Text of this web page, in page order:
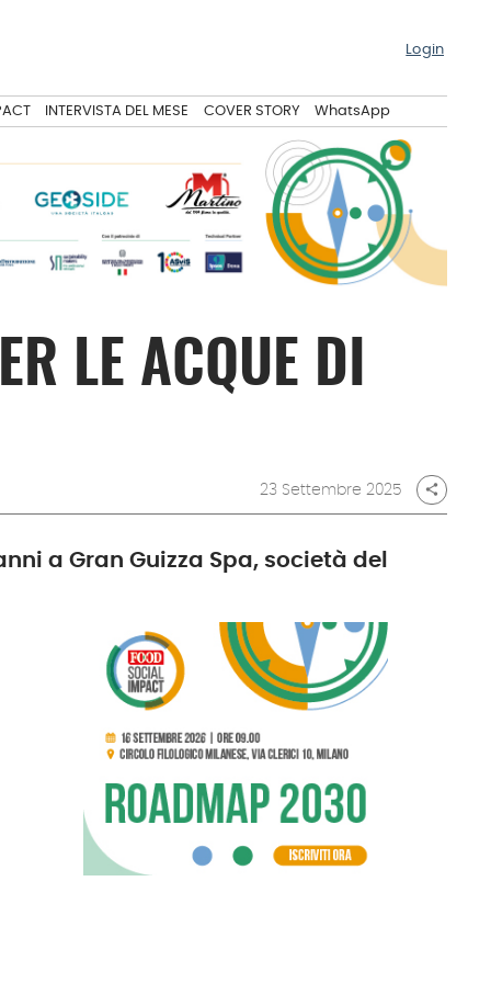
Login
INTERVISTA DEL MESE COVER STORY WhatsApp
LE ACQUE DI
23 Settembre 2025 share
a Gran Guizza Spa, società del